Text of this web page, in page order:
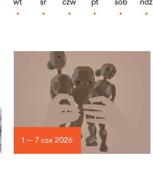
wt
śr
czw
pt
sob
ndz
1 — 7 cze 2026